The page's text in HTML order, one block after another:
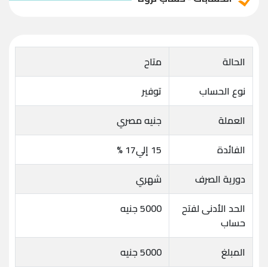
الحالة
متاح
نوع الحساب
توفير
العملة
جنيه مصري
الفائدة
15 إلي17 %
دورية الصرف
شهري
الحد الأدنى لفتح
حساب
5000 جنيه
المبلغ
5000 جنيه